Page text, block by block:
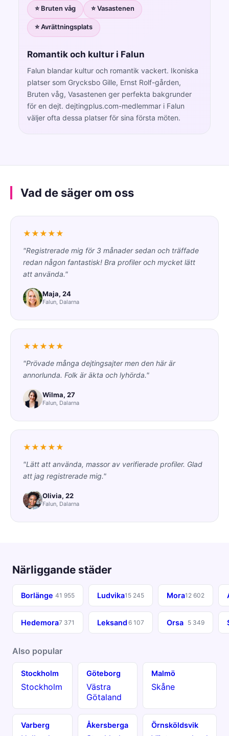
⭐ Bruten våg ⭐ Vasastenen
⭐ Avrättningsplats
Romantik och kultur i Falun
Falun blandar kultur och romantik vackert. Ikoniska
platser som Grycksbo Gille, Ernst Rolf-gården,
Bruten våg, Vasastenen ger perfekta bakgrunder
för en dejt. dejtingplus.com-medlemmar i Falun
väljer ofta dessa platser för sina första möten.
Vad de säger om oss
★★★★★
"Registrerade mig för 3 månader sedan och träffade
redan någon fantastisk! Bra profiler och mycket lätt
att använda."
Maja, 24
Falun, Dalarna
★★★★★
"Prövade många dejtingsajter men den här är
annorlunda. Folk är äkta och lyhörda."
Wilma, 27
Falun, Dalarna
★★★★★
"Lätt att använda, massor av verifierade profiler. Glad
att jag registrerade mig."
Olivia, 22
Falun, Dalarna
Närliggande städer
Borlänge 41 955 Ludvika15 245 Mora12 602
Hedemora7 371 Leksand 6 107 Orsa 5 349
Also popular
Stockholm
Stockholm
Göteborg
Västra
Götaland
Malmö
Skåne
Varberg Åkersberga Örnsköldsvik